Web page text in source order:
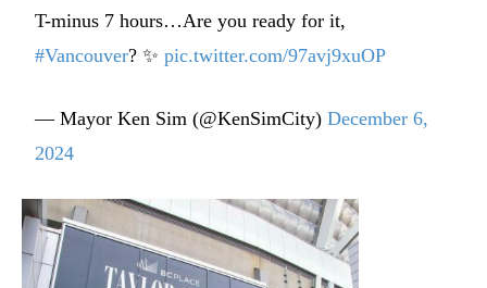
T-minus 7 hours…Are you ready for it,
#Vancouver? ✨pic.twitter.com/97avj9xuOP
— Mayor Ken Sim (@KenSimCity)December 6,
2024